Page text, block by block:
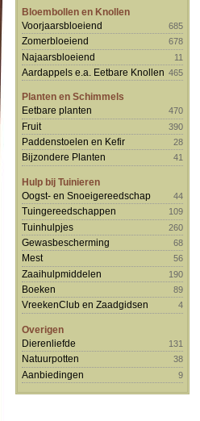
Bloembollen en Knollen
Voorjaarsbloeiend
685
Zomerbloeiend 678
Najaarsbloeiend 11
Aardappels e.a. Eetbare Knollen 465
Planten en Schimmels
Eetbare planten
470
Fruit 390
Paddenstoelen en Kefir 28
Bijzondere Planten 41
Hulp bij Tuinieren
Oogst- en Snoeigereedschap
44
Tuingereedschappen 109
Tuinhulpjes 260
Gewasbescherming 68
Mest 56
Zaaihulpmiddelen 190
Boeken 89
VreekenClub en Zaadgidsen 4
Overigen
Dierenliefde
131
Natuurpotten 38
Aanbiedingen 9